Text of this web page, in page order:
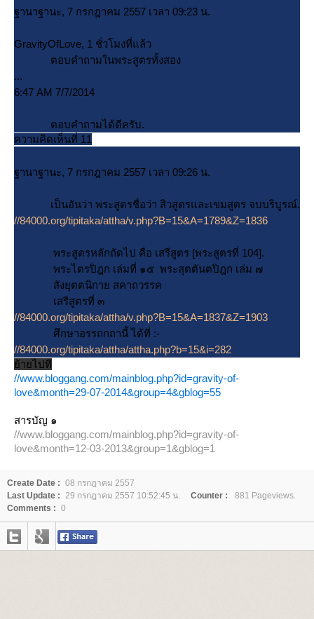
ฐานาฐานะ, 7 กรกฎาคม 2557 เวลา 09:23 น.
GravityOfLove, 1 ชั่วโมงที่แล้ว
ตอบคำถามในพระสูตรทั้งสอง
...
6:47 AM 7/7/2014
ตอบคำถามได้ดีครับ.
ความคิดเห็นที่ 11
ฐานาฐานะ, 7 กรกฎาคม 2557 เวลา 09:26 น.
เป็นอันว่า พระสูตรชื่อว่า สิวสูตรและเขมสูตร จบบริบูรณ์.
//84000.org/tipitaka/attha/v.php?B=15&A=1789&Z=1836
พระสูตรหลักถัดไป คือ เสรีสูตร [พระสูตรที่ 104].
พระไตรปิฎก เล่มที่ ๑๕ พระสุตตันตปิฎก เล่ม ๗
สังยุตตนิกาย สคาถวรรค
เสรีสูตรที่ ๓
//84000.org/tipitaka/attha/v.php?B=15&A=1837&Z=1903
ศึกษาอรรถกถานี้ ได้ที่ :-
//84000.org/tipitaka/attha/attha.php?b=15&i=282
้ายไปที
//www.bloggang.com/mainblog.php?id=gravity-of-
love&month=29-07-2014&group=4&gblog=55
สารบัญ ๑
//www.bloggang.com/mainblog.php?id=gravity-of-
love&month=12-03-2013&group=1&gblog=1
Create Date : 08 กรกฎาคม 2557
Last Update : 29 กรกฎาคม 2557 10:52:45 น. Counter :
881 Pageviews.
Comments : 0